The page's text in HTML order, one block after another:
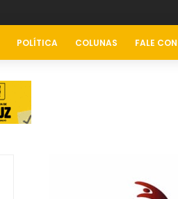
POLÍTICA COLUNAS FALE